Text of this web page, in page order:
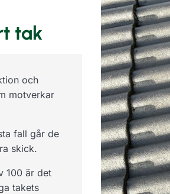
tak
och
motverkar
fall går de
skick.
100 är det
takets